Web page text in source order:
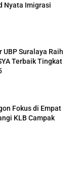
Nyata Imigrasi
UBP Suralaya Raih
Terbaik Tingkat
Fokus di Empat
KLB Campak